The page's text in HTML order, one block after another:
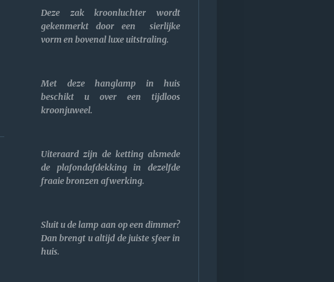
Deze zak kroonluchter wordt
gekenmerkt door een sierlijke
vorm en bovenal luxe uitstraling.
Met deze hanglamp in huis
beschikt u over een tijdloos
kroonjuweel.
Uiteraard zijn de ketting alsmede
de plafondafdekking in dezelfde
fraaie bronzen afwerking.
Sluit u de lamp aan op een dimmer?
Dan brengt u altijd de juiste sfeer in
huis.